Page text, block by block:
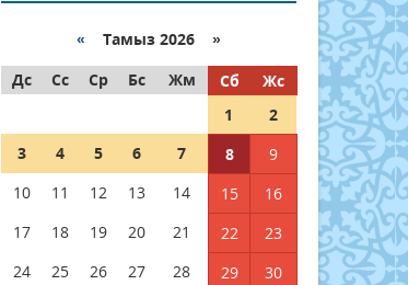
« Тамыз 2026 »
Дс
Сс Ср Бс Жм Сб
Жс
1
2
3
4 5 6 7 8
9
10
11 12 13 14 15
16
17
18 19 20 21 22
23
24
25 26 27 28 29
30